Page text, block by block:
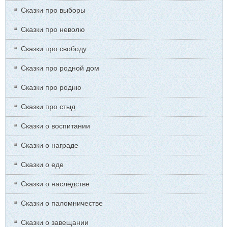
Сказки про выборы
Сказки про неволю
Сказки про свободу
Сказки про родной дом
Сказки про родню
Сказки про стыд
Сказки о воспитании
Сказки о награде
Сказки о еде
Сказки о наследстве
Сказки о паломничестве
Сказки о завещании